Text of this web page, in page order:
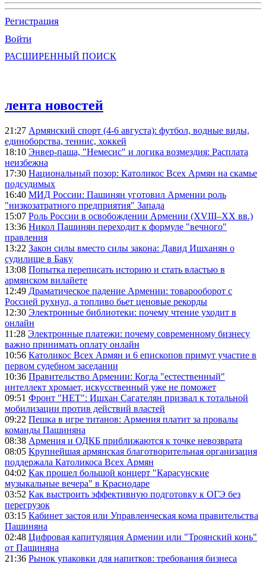
Регистрация
Войти
РАСШИРЕННЫЙ ПОИСК
лента новостей
21:27 Армянский спорт (4-6 августа): футбол, водные виды,
единоборства, теннис, хоккей
18:10 Энвер-паша, "Немесис" и логика возмездия: Расплата
неизбежна
17:30 Национальный позор: Католикос Всех Армян на скамье
подсудимых
16:40 МИД России: Пашинян уготовил Армении роль
"низкозатратного предприятия" Запада
15:07 Роль России в освобождении Армении (XVIII–XX вв.)
13:36 Никол Пашинян переходит к формуле "вечного"
правления
13:22 Закон силы вместо силы закона: Давид Ишханян о
судилище в Баку
13:08 Попытка переписать историю и стать властью в
армянском вилайете
12:49 Драматическое падение Армении: товарооборот с
Россией рухнул, а топливо бьет ценовые рекорды
12:30 Электронные библиотеки: почему чтение уходит в
онлайн
11:28 Электронные платежи: почему современному бизнесу
важно принимать оплату онлайн
10:56 Католикос Всех Армян и 6 епископов примут участие в
первом судебном заседании
10:36 Правительство Армении: Когда "естественный"
интеллект хромает, искусственный уже не поможет
09:51 Фронт "НЕТ": Ишхан Сагателян призвал к тотальной
мобилизации против действий властей
09:22 Пешка в игре титанов: Армения платит за провалы
команды Пашиняна
08:38 Армения и ОДКБ приближаются к точке невозврата
08:05 Крупнейшая армянская благотворительная организация
поддержала Католикоса Всех Армян
04:02 Как прошел большой концерт "Карасунские
музыкальные вечера" в Краснодаре
03:52 Как выстроить эффективную подготовку к ОГЭ без
перегрузок
03:15 Кабинет застоя или Управленческая кома правительства
Пашиняна
02:48 Цифровая капитуляция Армении или "Троянский конь"
от Пашиняна
21:36 Рынок упаковки для напитков: требования бизнеса